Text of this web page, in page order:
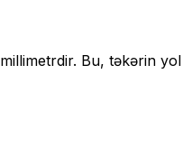
millimetrdir. Bu, təkərin